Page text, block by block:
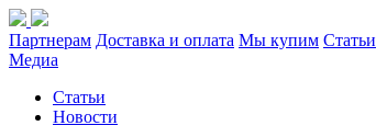
Партнерам Доставка и оплата Мы купим Статьи
Медиа
Статьи
Новости